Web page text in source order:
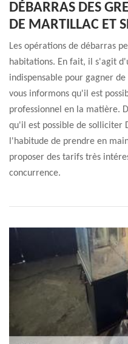
DÉBARRAS DES
DE MARTILLAC ET
Les opérations de débarras
habitations. En fait, il s'agit
indispensable pour gagner
vous informons qu'il est
professionnel en la matière.
qu'il est possible de solliciter
l'habitude de prendre en
proposer des tarifs très
concurrence.